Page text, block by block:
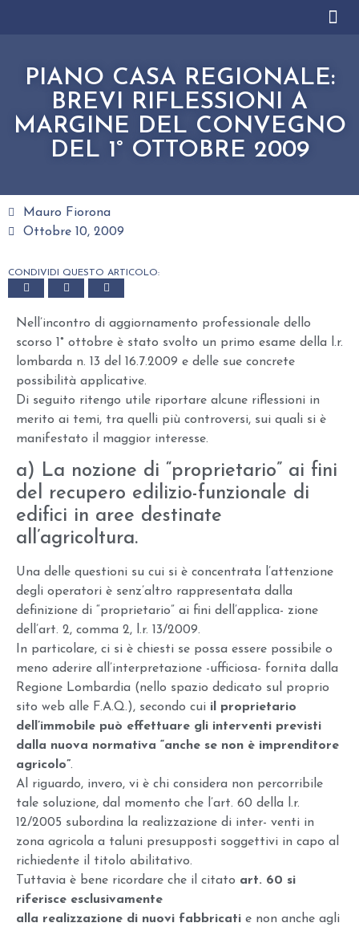
PIANO CASA REGIONALE:
BREVI RIFLESSIONI A
MARGINE DEL CONVEGNO
DEL 1° OTTOBRE 2009
Mauro Fiorona
Ottobre 10, 2009
CONDIVIDI QUESTO ARTICOLO:
Nell’incontro di aggiornamento professionale dello
scorso 1° ottobre è stato svolto un primo esame della l.r.
lombarda n. 13 del 16.7.2009 e delle sue concrete
possibilità applicative.
Di seguito ritengo utile riportare alcune riflessioni in
merito ai temi, tra quelli più controversi, sui quali si è
manifestato il maggior interesse.
a) La nozione di “proprietario” ai fini
del recupero edilizio-funzionale di
edifici in aree destinate
all’agricoltura.
Una delle questioni su cui si è concentrata l’attenzione
degli operatori è senz’altro rappresentata dalla
definizione di “proprietario” ai fini dell’applica- zione
dell’art. 2, comma 2, l.r. 13/2009.
In particolare, ci si è chiesti se possa essere possibile o
meno aderire all’interpretazione -ufficiosa- fornita dalla
Regione Lombardia (nello spazio dedicato sul proprio
sito web alle F.A.Q.), secondo cui il proprietario
dell’immobile può effettuare gli interventi previsti
dalla nuova normativa “anche se non è imprenditore
agricolo”.
Al riguardo, invero, vi è chi considera non percorribile
tale soluzione, dal momento che l’art. 60 della l.r.
12/2005 subordina la realizzazione di inter- venti in
zona agricola a taluni presupposti soggettivi in capo al
richiedente il titolo abilitativo.
Tuttavia è bene ricordare che il citato art. 60 si
riferisce esclusivamente
alla realizzazione di nuovi fabbricati e non anche agli